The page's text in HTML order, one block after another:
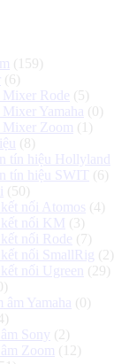
₫.
(159)
(6)
Mixer Rode (5)
Yamaha (0)
Mixer Zoom (1)
(8)
tín hiệu Hollyland
tín hiệu SWIT (6)
(50)
nối Atomos (4)
nối KM (3)
nối Rode (7)
nối SmallRig (2)
nối Ugreen
(29)
âm Yamaha (0)
Sony (2)
Zoom (12)